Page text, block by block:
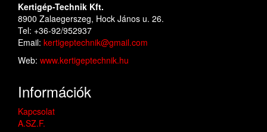
Kertigép-Technik Kft.
8900 Zalaegerszeg, Hock János u. 26.
Tel: +36-92/952937
Email: kertigeptechnik@gmail.com
Web: www.kertigeptechnik.hu
Információk
Kapcsolat
A.SZ.F.